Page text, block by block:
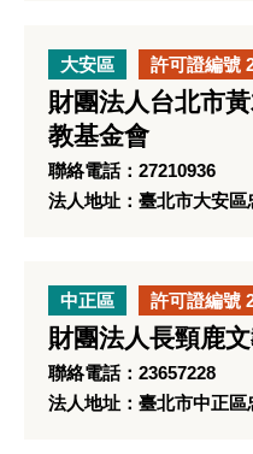
大安區 許可證編號
財團法人台北市
教基金會
聯絡電話：27210936
法人地址：臺北市大安
中正區 許可證編號
財團法人長頸鹿
聯絡電話：23657228
法人地址：臺北市中正